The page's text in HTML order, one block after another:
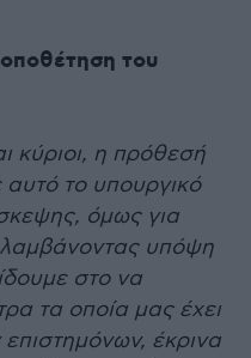
του
κύριοι, η πρόθεσή
το υπουργικό
όμως για
υπόψη
στο να
τα οποία μας έχει
έκρινα